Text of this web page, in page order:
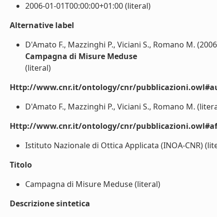
2006-01-01T00:00:00+01:00 (literal)
Alternative label
D'Amato F., Mazzinghi P., Viciani S., Romano M.
Campagna di Misure Meduse
(literal)
Http://www.cnr.it/ontology/cnr/
D'Amato F., Mazzinghi P., Viciani S., Romano M.
Http://www.cnr.it/ontology/cnr/
Istituto Nazionale di Ottica Applicata (INOA-CNR)
Titolo
Campagna di Misure Meduse (literal)
Descrizione sintetica